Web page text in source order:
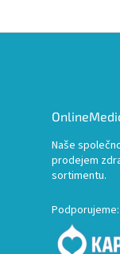
Naše
prodejem
sortimentu.
Podporujeme: